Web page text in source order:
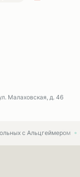
Малаховская, д. 46
с Альцгеймером